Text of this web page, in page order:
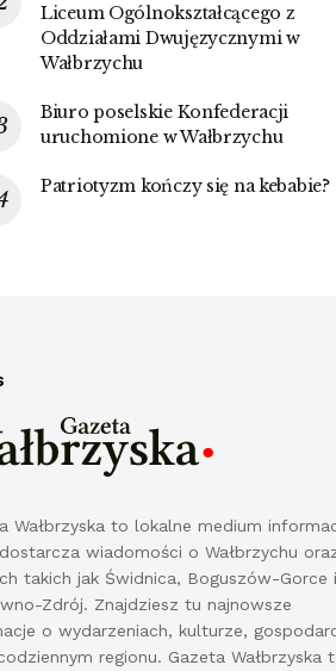
Liceum Ogólnokształcącego z
Oddziałami Dwujęzycznymi w
Wałbrzychu
Biuro poselskie Konfederacji
uruchomione w Wałbrzychu
Patriotyzm kończy się na kebabie?
Wałbrzyska to lokalne medium
wiadomości o Wałbrzychu
takich jak Świdnica, Boguszów-Gorce i
Zdrój. Znajdziesz tu najnowsze
o wydarzeniach, kulturze,
regionu. Gazeta Wałbrzyska